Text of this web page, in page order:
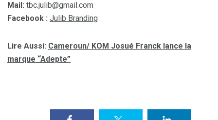
Mail: tbc.julib@gmail.com
Facebook : Julib Branding
Lire Aussi: Cameroun/ KOM Josué Franck lance la
marque “Adepte”